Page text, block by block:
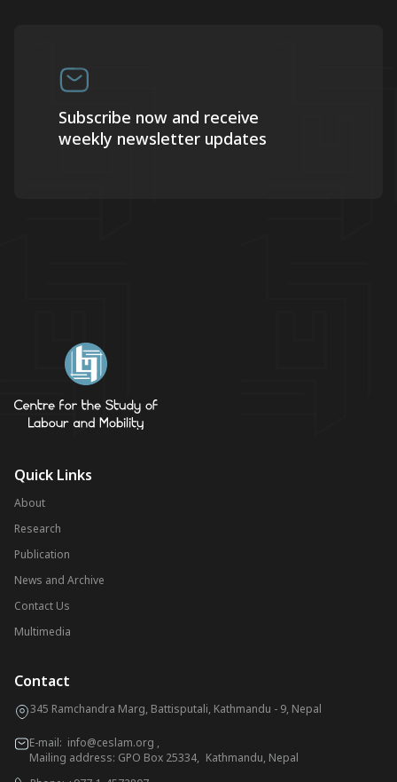
Subscribe now and receive
weekly newsletter updates
Quick Links
About
Research
Publication
News and Archive
Contact Us
Multimedia
Contact
345 Ramchandra Marg, Battisputali, Kathmandu - 9, Nepal
E-mail: info@ceslam.org ,
Mailing address: GPO Box 25334, Kathmandu, Nepal